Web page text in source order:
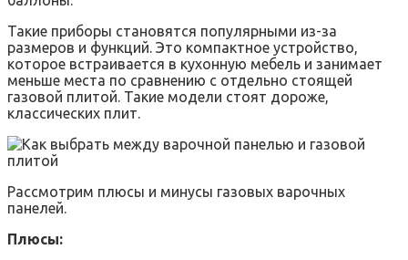
Такие приборы становятся популярными из-за
размеров и функций. Это компактное устройство,
которое встраивается в кухонную мебель и занимает
меньше места по сравнению с отдельно стоящей
газовой плитой. Такие модели стоят дороже,
классических плит.
Рассмотрим плюсы и минусы газовых варочных
панелей.
Плюсы: